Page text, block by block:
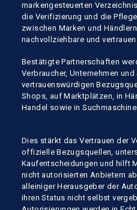
markengesteuerten
die Verifizierung und die
zwischen Marken und
nachvollziehbare und
Bestätigte Partnerschaften
Verbraucher, Unternehmen und
vertrauenswürdigen
Shops, auf Marktplätzen, in
Handel sowie in
Dies stärkt das Vertrauen der
offizielle Bezugsquellen,
Kaufentscheidungen und hilft
nicht autorisierten Anbietern
alleiniger Herausgeber der
ihren Status nicht selbst